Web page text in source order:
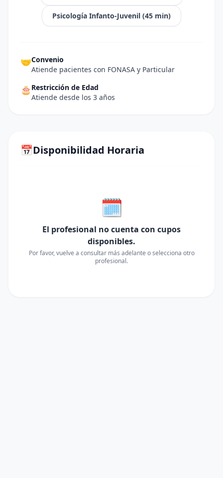
Psicología Infanto-Juvenil (45 min)
🤝Convenio
Atiende pacientes con FONASA y Particular
🎂 Restricción de Edad
Atiende desde los 3 años
📅Disponibilidad Horaria
🗓️
El profesional no cuenta con cupos
disponibles.
Por favor, vuelve a consultar más adelante o selecciona otro
profesional.